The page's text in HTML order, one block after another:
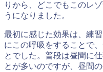
りから、どこでもこのレ
うになりました。
最初に感じた効果は、練
にこの呼吸をすることで
とでした。普段は昼間に
とが多いのですが、昼間